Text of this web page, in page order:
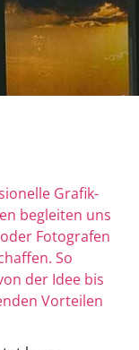
Grafik-
begleiten uns
Fotografen
So
der Idee bis
Vorteilen